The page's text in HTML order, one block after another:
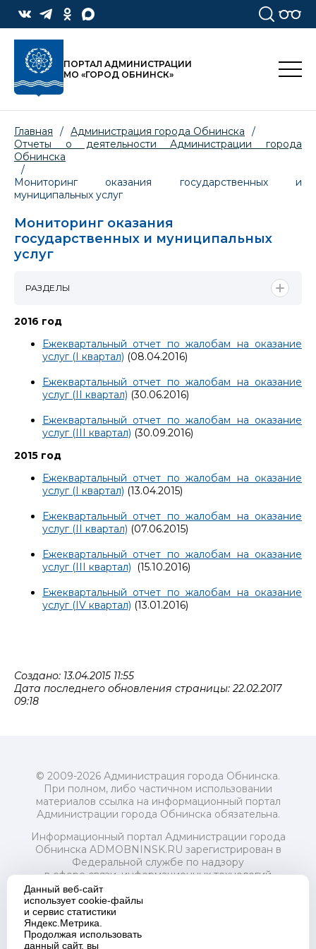
ПОРТАЛ АДМИНИСТРАЦИИ
МО «ГОРОД ОБНИНСК»
Главная / Администрация города Обнинска
/
Отчеты о деятельности Администрации города
Обнинска
/
Мониторинг оказания государственных и
муниципальных услуг
Мониторинг оказания
государственных и муниципальных
услуг
2016 год
Ежеквартальный отчет по жалобам на оказание
услуг (I квартал) (08.04.2016)
Ежеквартальный отчет по жалобам на оказание
услуг (II квартал) (30.06.2016)
Ежеквартальный отчет по жалобам на оказание
услуг (III квартал) (30.09.2016)
2015 год
Ежеквартальный отчет по жалобам на оказание
услуг (I квартал) (13.04.2015)
Ежеквартальный отчет по жалобам на оказание
услуг (II квартал) (07.06.2015)
Ежеквартальный отчет по жалобам на оказание
услуг (III квартал) (15.10.2016)
Ежеквартальный отчет по жалобам на оказание
услуг (IV квартал) (13.01.2016)
Создано: 13.04.2015 11:55
Дата последнего обновления страницы: 22.02.2017
09:18
РАЗДЕЛЫ
© 2009-2026 Администрация города Обнинска.
При полном, либо частичном использовании
материалов ссылка на информационный портал
Администрации города Обнинска обязательна.
Информационный портал Администрации города
Обнинска ADMOBNINSK.RU зарегистрирован в
Федеральной службе по надзору
в сфере связи, информационных технологий
и массовых коммуникаций (Роскомнадзор) 24 июля
2018 года.
Свидетельство о регистрации Эл № ФС77-73321
Учредитель: Администрация (исполнительно-
Данный веб-сайт
использует cookie-файлы
и сервис статистики
Яндекс.Метрика.
Продолжая использовать
данный сайт, вы